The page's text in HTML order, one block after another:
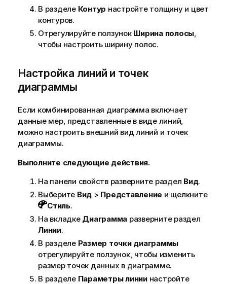
В разделе Контур настройте толщину и цвет
контуров.
Отрегулируйте ползунок Ширина полосы
чтобы настроить ширину полос.
Настройка линий и точек
диаграммы
Если комбинированная диаграмма включает
данные мер, представленные в виде линий,
можно настроить внешний вид линий и точек
диаграммы.
Выполните следующие действия.
На панели свойств разверните раздел Вид.
Выберите Вид > Представление и щелкните
Стиль.
На вкладке Диаграмма разверните раздел
Линии.
В разделе Размер точки диаграммы
отрегулируйте ползунок, чтобы изменить
размер точек данных в диаграмме.
В разделе Параметры линиинастройте